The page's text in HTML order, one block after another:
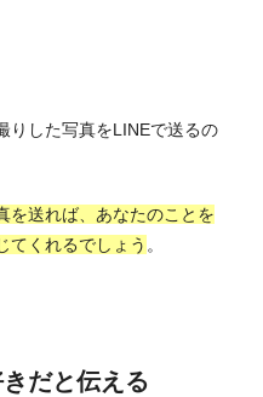
りした写真をLINEで送るの
を送れば、あなたのことを
てくれるでしょう 。
だと伝える